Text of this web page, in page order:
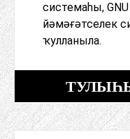
системаһы,
йәмәғәтселек
ҡулланыла.